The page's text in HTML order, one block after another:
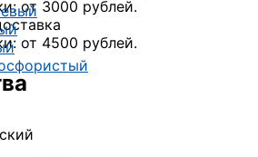
от 3000 рублей.
от 4500 рублей.